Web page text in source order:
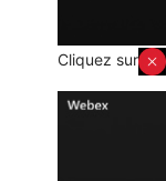
Cliquez sur